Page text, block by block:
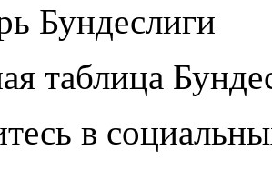
Бундеслиги
таблица
в